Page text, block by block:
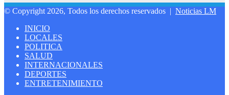
© Copyright 2026, Todos los derechos reservados | Noticias LM
INICIO
LOCALES
POLITICA
SALUD
INTERNACIONALES
DEPORTES
ENTRETENIMIENTO